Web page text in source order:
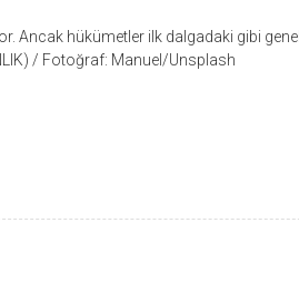
Ancak hükümetler ilk dalgadaki gibi genel
/ Fotoğraf: Manuel/Unsplash